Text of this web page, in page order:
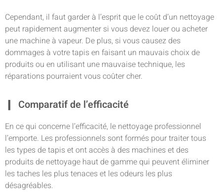
Cependant, il faut garder à l’esprit que le coût d’un nettoyage
peut rapidement augmenter si vous devez louer ou acheter
une machine à vapeur. De plus, si vous causez des
dommages à votre tapis en faisant un mauvais choix de
produits ou en utilisant une mauvaise technique, les
réparations pourraient vous coûter cher.
Comparatif de l’efficacité
En ce qui concerne l’efficacité, le nettoyage professionnel
l’emporte. Les professionnels sont formés pour traiter tous
les types de tapis et ont accès à des machines et des
produits de nettoyage haut de gamme qui peuvent éliminer
les taches les plus tenaces et les odeurs les plus
désagréables.